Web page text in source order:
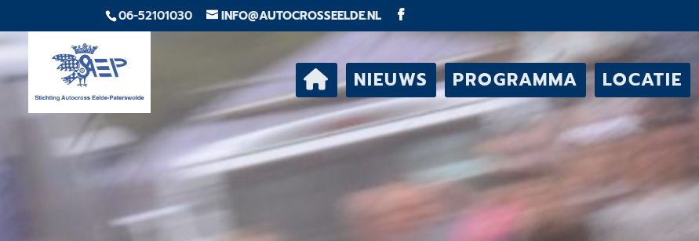
06-52101030 INFO@AUTOCROSSEELDE.NL
NIEUWS PROGRAMMA LOCATIE